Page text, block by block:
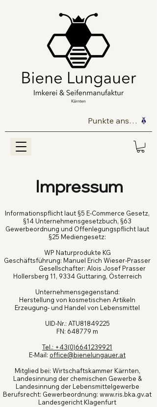
Punkte ansehen
Impressum
Informationspflicht laut §5 E-Commerce Gesetz,
§14 Unternehmensgesetzbuch, §63
Gewerbeordnung und Offenlegungspflicht laut
§25 Mediengesetz:
WP Naturprodukte KG
Geschäftsführung: Manuel Erich Wieser-Prasser
Gesellschafter: Alois Josef Prasser
Hollersberg 11, 9334 Guttaring, Österreich
Unternehmensgegenstand:
Herstellung von kosmetischen Artikeln
Erzeugung- und Handel von Lebensmittel
UID-Nr.: ATU81849225
FN: 648779 m
Tel.: +43(0)6641239921
E-Mail: office@bienelungauer.at
Mitglied bei: Wirtschaftskammer Kärnten,
Landesinnung der chemischen Gewerbe &
Landesinnung der Lebensmittelgewerbe
Berufsrecht: Gewerbeordnung: www.ris.bka.gv.at
Landesgericht Klagenfurt